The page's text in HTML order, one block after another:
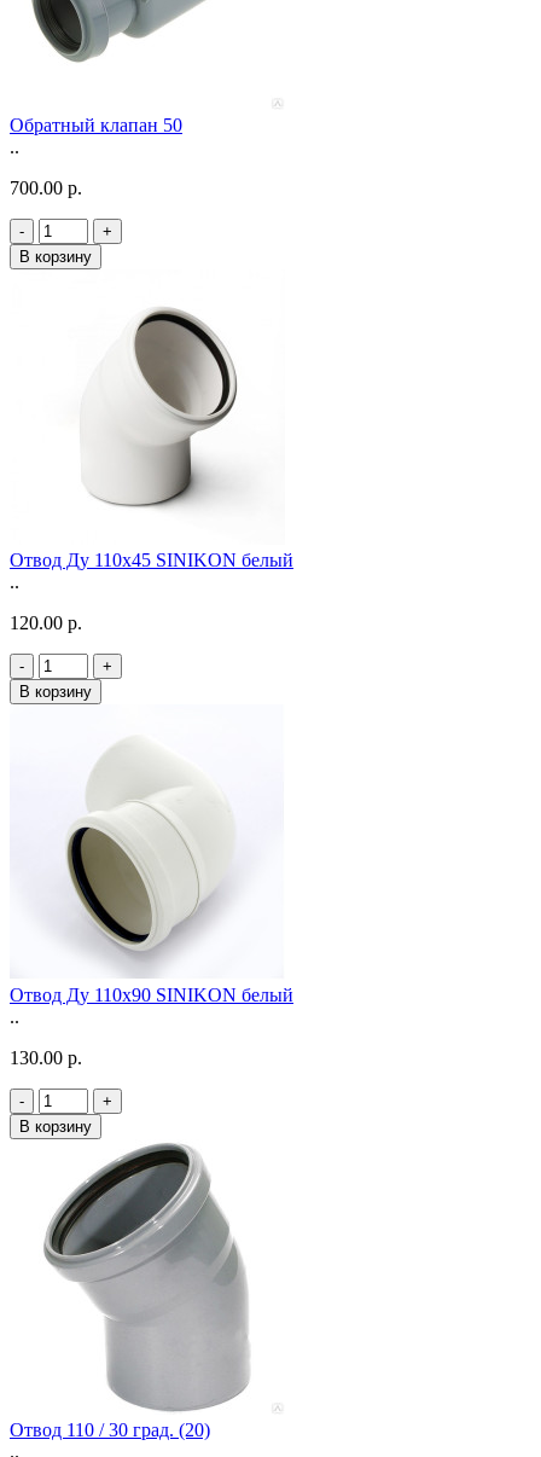
Обратный клапан 50
..
700.00 р.
-
+
В корзину
Отвод Ду 110х45 SINIKON белый
..
120.00 р.
-
+
В корзину
Отвод Ду 110х90 SINIKON белый
..
130.00 р.
-
+
В корзину
Отвод 110 / 30 град. (20)
..